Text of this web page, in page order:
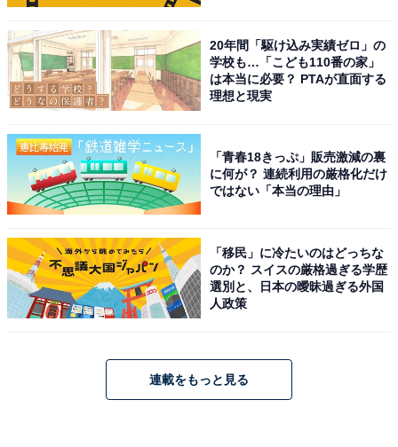
20年間「駆け込み実績ゼロ」の
学校も…「こども110番の家」
は本当に必要？ PTAが直面する
理想と現実
「青春18きっぷ」販売激減の裏
に何が？ 連続利用の厳格化だけ
ではない「本当の理由」
「移民」に冷たいのはどっちな
のか？ スイスの厳格過ぎる学歴
選別と、日本の曖昧過ぎる外国
人政策
連載をもっと見る